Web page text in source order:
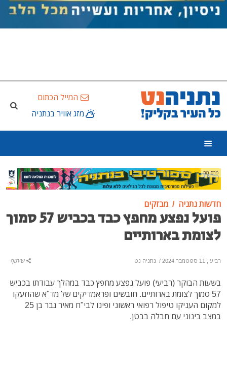
המייל הכתום
מזג אוויר בנתניה
פרסומת
חדשות נתניה מבזקים
פועל נפצע מחפץ כבד בכביש 57 סמוך
לצומת בארותיים
רביעי, 11 ספטמבר 2024 / נתניה נט שיתוף
בשעות הבוקר (רביעי) פועל נפצע מחפץ כבד במהלך עבודתו בכביש
57 סמוך לצומת בארותיים. חובשים ופראמדיקים של מד"א שהוזעקו
למקום העניקו טיפול רפואי ראשוני ופינו לבי"ח מאיר גבר בן 25
במצב בינוני עם חבלה בבטן.